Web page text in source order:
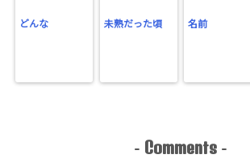
どんな 未熟だった頃 名前
- Comments -